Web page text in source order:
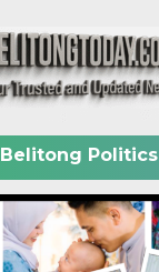
Belitong Politics